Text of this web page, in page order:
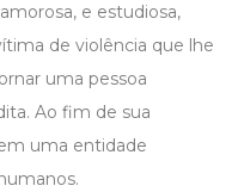
e estudiosa,
de violência que lhe
uma pessoa
Ao fim de sua
uma entidade